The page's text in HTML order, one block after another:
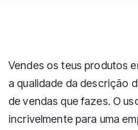
Vendes os teus produtos
a qualidade da descrição
de vendas que fazes. O
incrivelmente para uma